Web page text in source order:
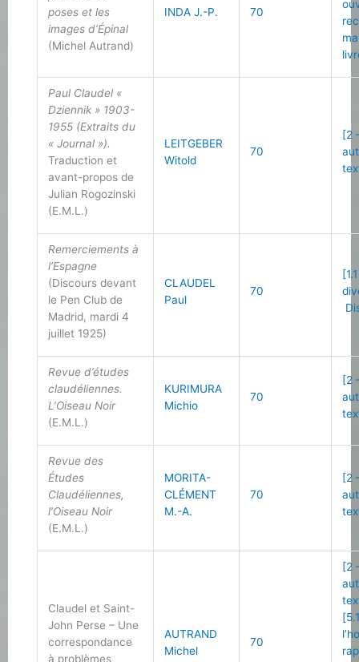
poses et les
images d’Épinal
(Michel Autrand)
INDA J.-P. 70
Paul Claudel «
Dziennik » 1903-
1955 (Extraits du
« Journal »).
Traduction et
avant-propos de
Julian Rogozinski
(E.M.L.)
LEITGEBER
Witold
70
[2
Remerciements à
l’Espagne
(Discours devant
le Pen Club de
Madrid, mardi 4
juillet 1925)
CLAUDEL
Paul
70
Revue d’études
claudéliennes.
L’Oiseau Noir
(E.M.L.)
KURIMURA
Michio
70
[2
Revue des
Études
Claudéliennes,
l’Oiseau Noir
(E.M.L.)
MORITA-
CLÉMENT
M.-A.
70
[2
Claudel et Saint-
John Perse – Une
correspondance
à problèmes
AUTRAND
Michel
70
[2